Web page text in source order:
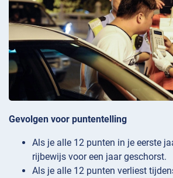
Gevolgen voor puntentelling
Als je alle 12 punten in je eerste
rijbewijs voor een jaar geschorst.
Als je alle 12 punten verliest